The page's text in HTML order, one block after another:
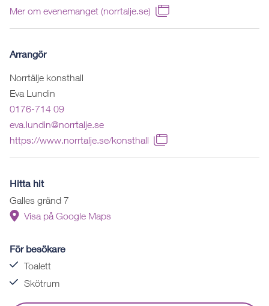
Mer om evenemanget (norrtalje.se)
Arrangör
Norrtälje konsthall
Eva Lundin
0176-714 09
eva.lundin@norrtalje.se
https://www.norrtalje.se/konsthall
Hitta hit
Galles gränd 7
Visa på Google Maps
För besökare
Toalett
Skötrum